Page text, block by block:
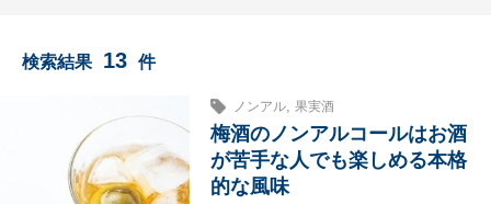
検索結果 13 件
ノンアル, 果実酒
梅酒のノンアルコールはお酒
が苦手な人でも楽しめる本格
的な風味